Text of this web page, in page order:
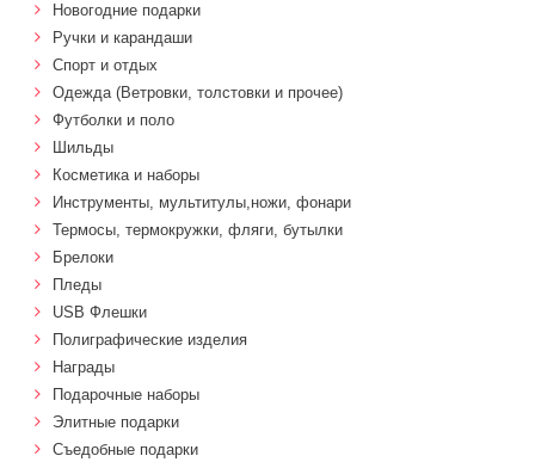
Новогодние подарки
Ручки и карандаши
Спорт и отдых
Одежда (Ветровки, толстовки и прочее)
Футболки и поло
Шильды
Косметика и наборы
Инструменты, мультитулы,ножи, фонари
Термосы, термокружки, фляги, бутылки
Брелоки
Пледы
USB Флешки
Полиграфические изделия
Награды
Подарочные наборы
Элитные подарки
Cъедобные подарки